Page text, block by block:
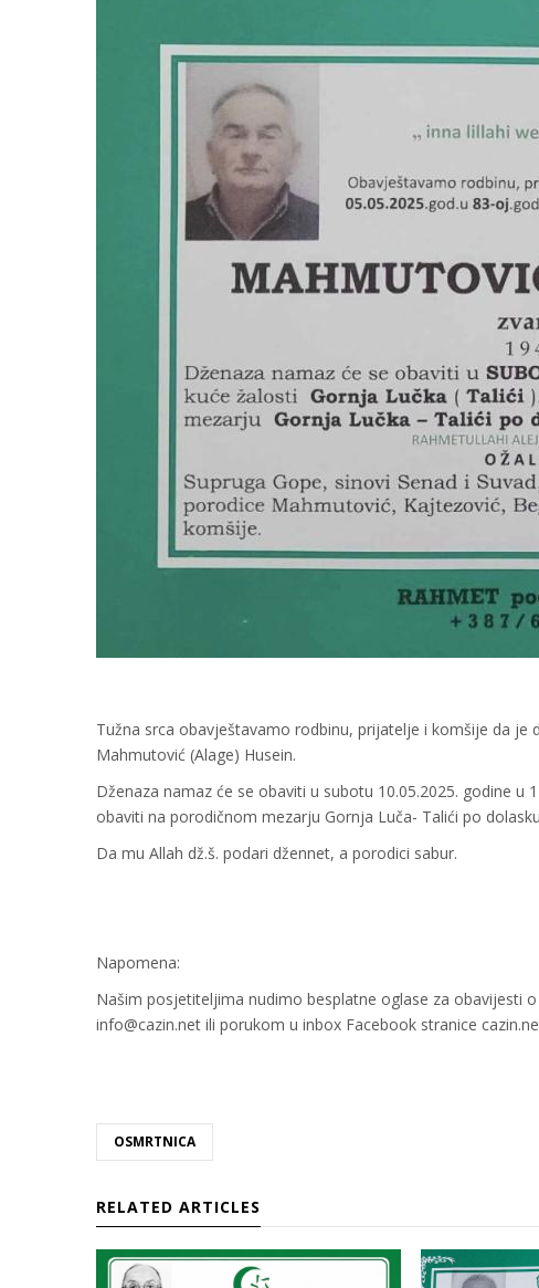
Tužna srca obavještavamo rodbinu, prijatelje i komšije da je
Mahmutović (Alage) Husein.
Dženaza namaz će se obaviti u subotu 10.05.2025. godine u
obaviti na porodičnom mezarju Gornja Luča- Talići po
Da mu Allah dž.š. podari džennet, a porodici sabur.
Napomena:
Našim posjetiteljima nudimo besplatne oglase za obavijesti
info@cazin.net ili porukom u inbox Facebook stranice
OSMRTNICA
RELATED ARTICLES